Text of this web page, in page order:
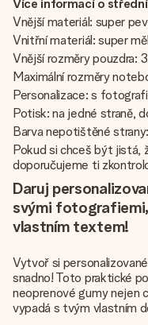
Více informací o
Vnější materiál: super
Vnitřní materiál: super
Vnější rozměry pouzdra:
Maximální rozměry
Personalizace: s
Potisk: na jedné straně,
Barva nepotištěné
Pokud si chceš být jistá,
doporučujeme ti
Daruj
svými
vlastním textem!
Vytvoř si
snadno! Toto praktické
neoprenové gumy nejen
vypadá s tvým vlastním